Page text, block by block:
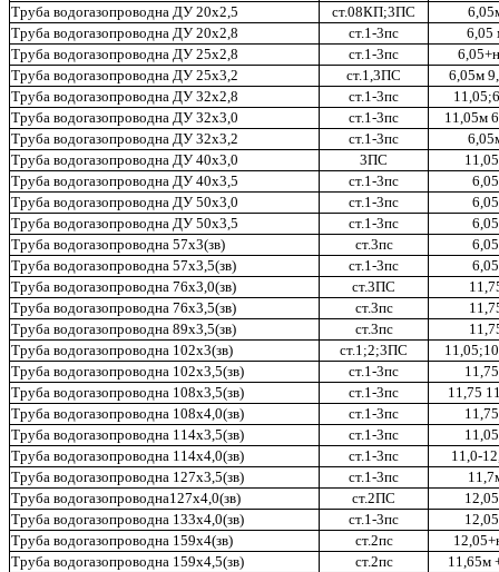
Труба водогазопроводна ДУ 20х2,5
ст.08КП;3ПС
Труба водогазопроводна ДУ 20х2,8
ст.1-3пс
6,05
Труба водогазопроводна ДУ 25х2,8
ст.1-3пс
Труба водогазопроводна ДУ 25х3,2
ст.1,3ПС
6,05м
Труба водогазопроводна ДУ 32х2,8
ст.1-3пс
Труба водогазопроводна ДУ 32х3,0
ст.1-3пс
11,05м
Труба водогазопроводна ДУ 32х3,2
ст.1-3пс
Труба водогазопроводна ДУ 40х3,0
3ПС
Труба водогазопроводна ДУ 40х3,5
ст.1-3пс
6,05
Труба водогазопроводна ДУ 50х3,0
ст.1-3пс
6,05
Труба водогазопроводна ДУ 50х3,5
ст.1-3пс
6,05
Труба водогазопроводна 57х3(зв)
ст.3пс
6,05
Труба водогазопроводна 57х3,5(зв)
ст.1-3пс
6,05
Труба водогазопроводна 76х3,0(зв)
ст.3ПС
Труба водогазопроводна 76х3,5(зв)
ст.3пс
Труба водогазопроводна 89х3,5(зв)
ст.3пс
Труба водогазопроводна 102х3(зв)
ст.1;2;3ПС
Труба водогазопроводна 102х3,5(зв)
ст.1-3пс
Труба водогазопроводна 108х3,5(зв)
ст.1-3пс
11,75
Труба водогазопроводна 108х4,0(зв)
ст.1-3пс
Труба водогазопроводна 114х3,5(зв)
ст.1-3пс
Труба водогазопроводна 114х4,0(зв)
ст.1-3пс
11,0-
Труба водогазопроводна 127х3,5(зв)
ст.1-3пс
Труба водогазопроводна127х4,0(зв)
ст.2ПС
Труба водогазопроводна 133х4,0(зв)
ст.1-3пс
Труба водогазопроводна 159х4(зв)
ст.2пс
Труба водогазопроводна 159х4,5(зв)
ст.2пс
11,65м